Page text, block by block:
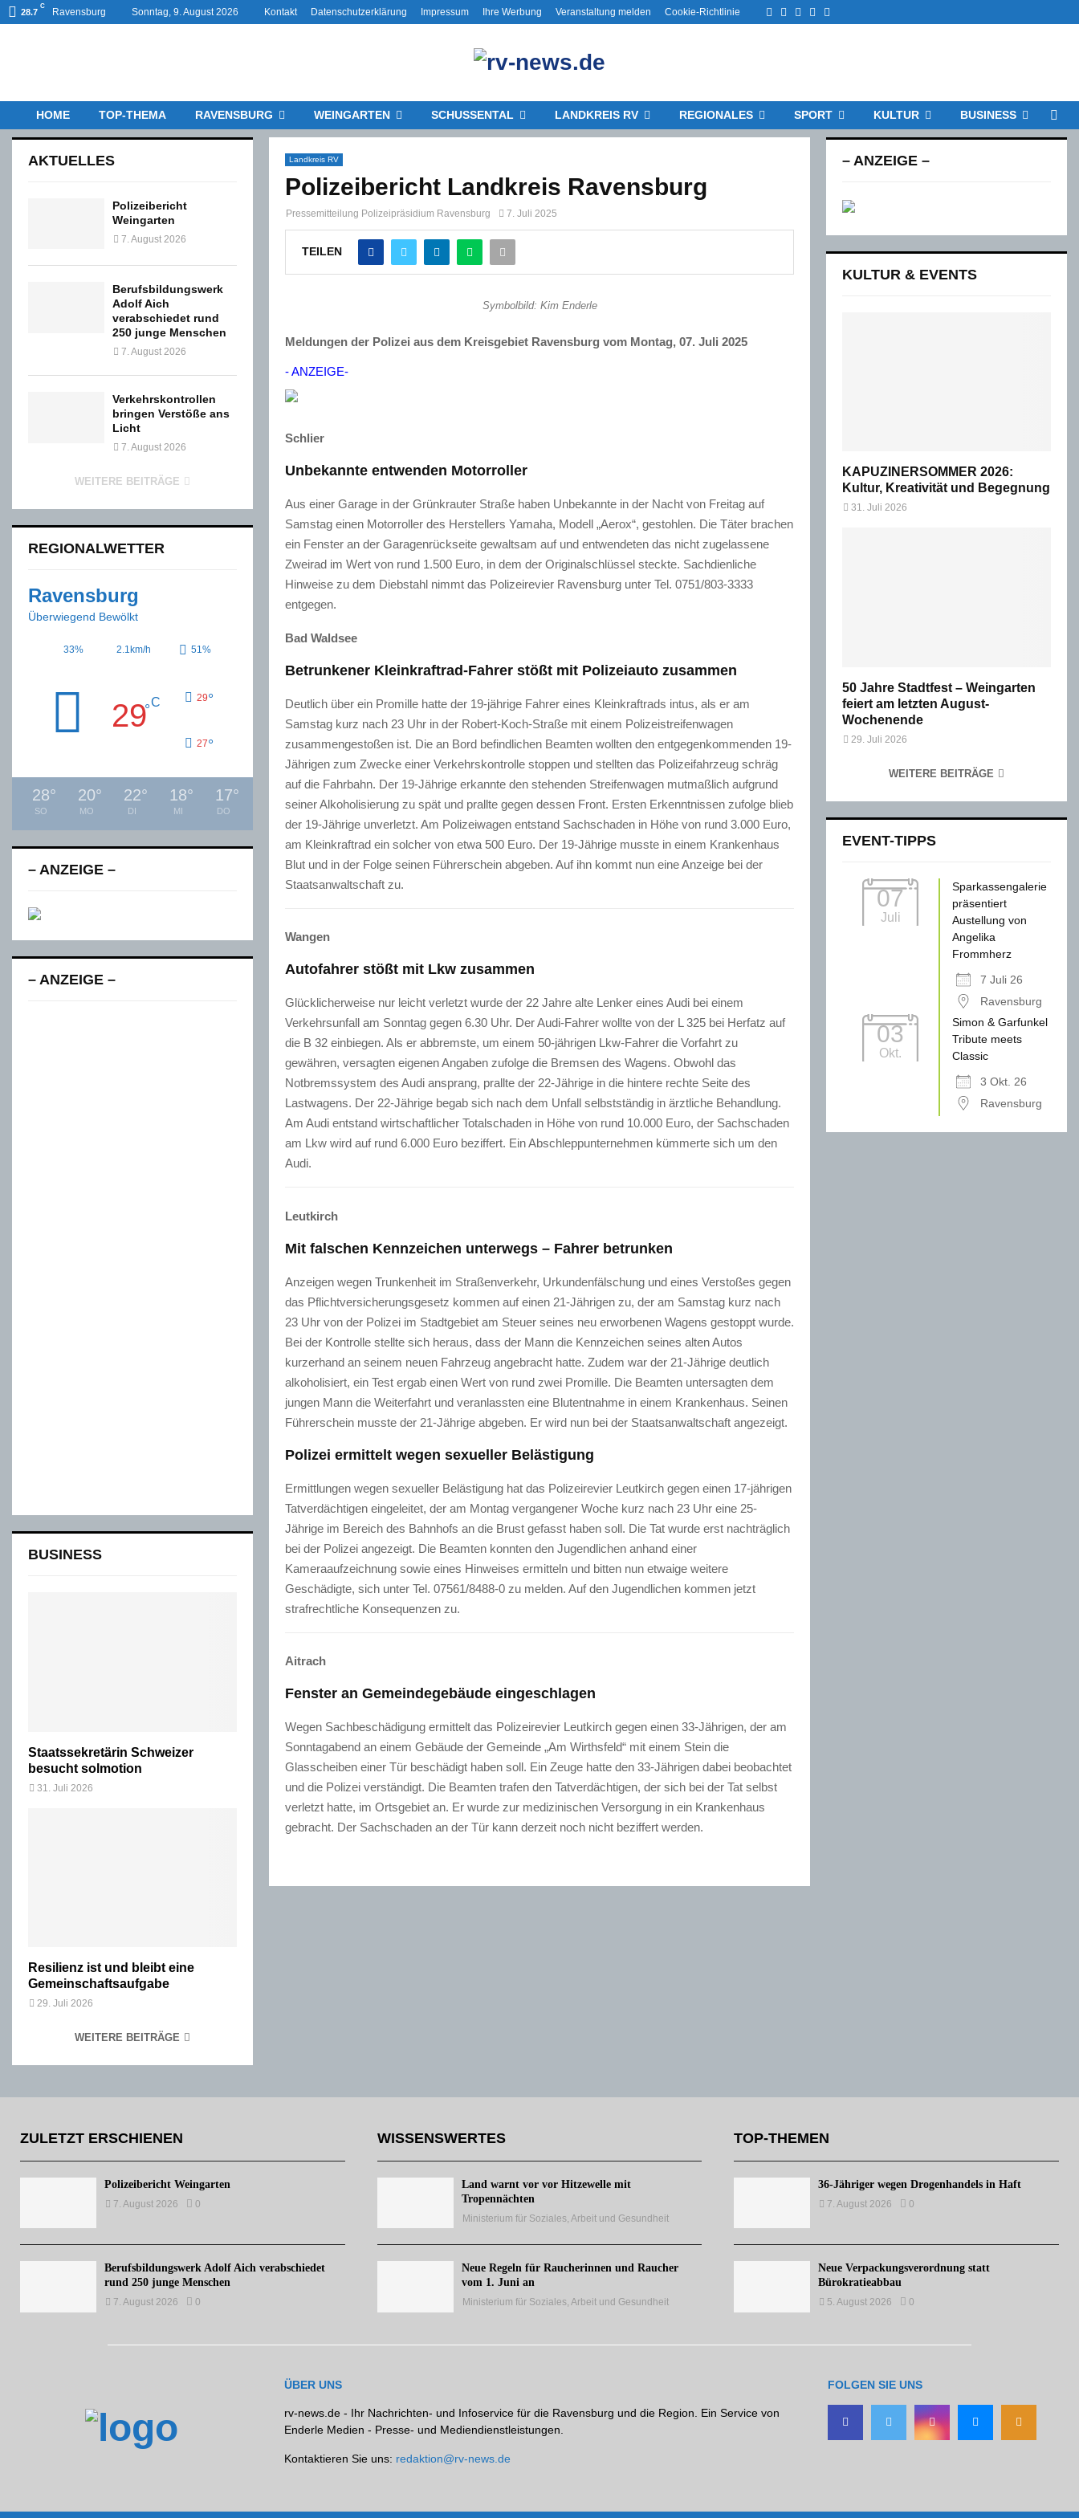
28.7
C
Ravensburg Sonntag, 9. August 2026 Kontakt Datenschutzerklärung Impressum Ihre Werbung Veranstaltung melden Cookie-Richtlinie Facebook
TwitterInstagram
Email
HOME TOP-THEMA RAVENSBURG WEINGARTEN SCHUSSENTAL LANDKREIS RV REGIONALES SPORT KULTUR BUSINESS
Landkreis RV
Polizeibericht Landkreis Ravensburg
Pressemitteilung Polizeipräsidium Ravensburg 7. Juli 2025
TEILEN
Symbolbild: Kim Enderle
Meldungen der Polizei aus dem Kreisgebiet Ravensburg vom Montag, 07. Juli 2025
- ANZEIGE-
Schlier
Unbekannte entwenden Motorroller
Aus einer Garage in der Grünkrauter Straße haben Unbekannte in der Nacht von Freitag auf
Samstag einen Motorroller des Herstellers Yamaha, Modell „Aerox“, gestohlen. Die Täter brachen
ein Fenster an der Garagenrückseite gewaltsam auf und entwendeten das nicht zugelassene
Zweirad im Wert von rund 1.500 Euro, in dem der Originalschlüssel steckte. Sachdienliche
Hinweise zu dem Diebstahl nimmt das Polizeirevier Ravensburg unter Tel. 0751/803-3333
entgegen.
Bad Waldsee
Betrunkener Kleinkraftrad-Fahrer stößt mit Polizeiauto zusammen
Deutlich über ein Promille hatte der 19-jährige Fahrer eines Kleinkraftrads intus, als er am
Samstag kurz nach 23 Uhr in der Robert-Koch-Straße mit einem Polizeistreifenwagen
zusammengestoßen ist. Die an Bord befindlichen Beamten wollten den entgegenkommenden 19-
Jährigen zum Zwecke einer Verkehrskontrolle stoppen und stellten das Polizeifahrzeug schräg
auf die Fahrbahn. Der 19-Jährige erkannte den stehenden Streifenwagen mutmaßlich aufgrund
seiner Alkoholisierung zu spät und prallte gegen dessen Front. Ersten Erkenntnissen zufolge blieb
der 19-Jährige unverletzt. Am Polizeiwagen entstand Sachschaden in Höhe von rund 3.000 Euro,
am Kleinkraftrad ein solcher von etwa 500 Euro. Der 19-Jährige musste in einem Krankenhaus
Blut und in der Folge seinen Führerschein abgeben. Auf ihn kommt nun eine Anzeige bei der
Staatsanwaltschaft zu.
Wangen
Autofahrer stößt mit Lkw zusammen
Glücklicherweise nur leicht verletzt wurde der 22 Jahre alte Lenker eines Audi bei einem
Verkehrsunfall am Sonntag gegen 6.30 Uhr. Der Audi-Fahrer wollte von der L 325 bei Herfatz auf
die B 32 einbiegen. Als er abbremste, um einem 50-jährigen Lkw-Fahrer die Vorfahrt zu
gewähren, versagten eigenen Angaben zufolge die Bremsen des Wagens. Obwohl das
Notbremssystem des Audi ansprang, prallte der 22-Jährige in die hintere rechte Seite des
Lastwagens. Der 22-Jährige begab sich nach dem Unfall selbstständig in ärztliche Behandlung.
Am Audi entstand wirtschaftlicher Totalschaden in Höhe von rund 10.000 Euro, der Sachschaden
am Lkw wird auf rund 6.000 Euro beziffert. Ein Abschleppunternehmen kümmerte sich um den
Audi.
Leutkirch
Mit falschen Kennzeichen unterwegs – Fahrer betrunken
Anzeigen wegen Trunkenheit im Straßenverkehr, Urkundenfälschung und eines Verstoßes gegen
das Pflichtversicherungsgesetz kommen auf einen 21-Jährigen zu, der am Samstag kurz nach
23 Uhr von der Polizei im Stadtgebiet am Steuer seines neu erworbenen Wagens gestoppt wurde.
Bei der Kontrolle stellte sich heraus, dass der Mann die Kennzeichen seines alten Autos
kurzerhand an seinem neuen Fahrzeug angebracht hatte. Zudem war der 21-Jährige deutlich
alkoholisiert, ein Test ergab einen Wert von rund zwei Promille. Die Beamten untersagten dem
jungen Mann die Weiterfahrt und veranlassten eine Blutentnahme in einem Krankenhaus. Seinen
Führerschein musste der 21-Jährige abgeben. Er wird nun bei der Staatsanwaltschaft angezeigt.
Polizei ermittelt wegen sexueller Belästigung
Ermittlungen wegen sexueller Belästigung hat das Polizeirevier Leutkirch gegen einen 17-jährigen
Tatverdächtigen eingeleitet, der am Montag vergangener Woche kurz nach 23 Uhr eine 25-
Jährige im Bereich des Bahnhofs an die Brust gefasst haben soll. Die Tat wurde erst nachträglich
bei der Polizei angezeigt. Die Beamten konnten den Jugendlichen anhand einer
Kameraaufzeichnung sowie eines Hinweises ermitteln und bitten nun etwaige weitere
Geschädigte, sich unter Tel. 07561/8488-0 zu melden. Auf den Jugendlichen kommen jetzt
strafrechtliche Konsequenzen zu.
Aitrach
Fenster an Gemeindegebäude eingeschlagen
Wegen Sachbeschädigung ermittelt das Polizeirevier Leutkirch gegen einen 33-Jährigen, der am
Sonntagabend an einem Gebäude der Gemeinde „Am Wirthsfeld“ mit einem Stein die
Glasscheiben einer Tür beschädigt haben soll. Ein Zeuge hatte den 33-Jährigen dabei beobachtet
und die Polizei verständigt. Die Beamten trafen den Tatverdächtigen, der sich bei der Tat selbst
verletzt hatte, im Ortsgebiet an. Er wurde zur medizinischen Versorgung in ein Krankenhaus
gebracht. Der Sachschaden an der Tür kann derzeit noch nicht beziffert werden.
AKTUELLES
Polizeibericht
Weingarten
7. August 2026
Berufsbildungswerk
Adolf Aich
verabschiedet rund
250 junge Menschen
7. August 2026
Verkehrskontrollen
bringen Verstöße ans
Licht
7. August 2026
WEITERE BEITRÄGE
REGIONALWETTER
Ravensburg
Überwiegend Bewölkt
33% 2.1km/h 51%
29°C 29°
27°
28°
SO
20°
MO
22°
DI
18°
MI
17°
DO
– ANZEIGE –
– ANZEIGE –
BUSINESS
Staatssekretärin Schweizer
besucht solmotion
31. Juli 2026
Resilienz ist und bleibt eine
Gemeinschaftsaufgabe
29. Juli 2026
WEITERE BEITRÄGE
– ANZEIGE –
KULTUR & EVENTS
KAPUZINERSOMMER 2026:
Kultur, Kreativität und Begegnung
31. Juli 2026
50 Jahre Stadtfest – Weingarten
feiert am letzten August-
Wochenende
29. Juli 2026
WEITERE BEITRÄGE
EVENT-TIPPS
07
Juli
Sparkassengalerie
präsentiert
Austellung von
Angelika
Frommherz
7 Juli 26
Ravensburg
03
Okt.
Simon & Garfunkel
Tribute meets
Classic
3 Okt. 26
Ravensburg
ZULETZT ERSCHIENEN
Polizeibericht Weingarten
7. August 2026 0
Berufsbildungswerk Adolf Aich verabschiedet
rund 250 junge Menschen
7. August 2026 0
WISSENSWERTES
Land warnt vor vor Hitzewelle mit
Tropennächten
Ministerium für Soziales, Arbeit und Gesundheit
Neue Regeln für Raucherinnen und Raucher
vom 1. Juni an
Ministerium für Soziales, Arbeit und Gesundheit
TOP-THEMEN
36-Jähriger wegen Drogenhandels in Haft
7. August 2026 0
Neue Verpackungsverordnung statt
Bürokratieabbau
5. August 2026 0
ÜBER UNS
rv-news.de - Ihr Nachrichten- und Infoservice für die Ravensburg und die Region. Ein Service von
Enderle Medien - Presse- und Mediendienstleistungen.
Kontaktieren Sie uns: redaktion@rv-news.de
FOLGEN SIE UNS